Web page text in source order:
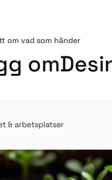
om vad som händer
g om
& arbetsplatser